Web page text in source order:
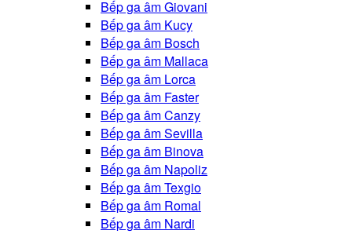
Bếp ga âm Giovani
Bếp ga âm Kucy
Bếp ga âm Bosch
Bếp ga âm Mallaca
Bếp ga âm Lorca
Bếp ga âm Faster
Bếp ga âm Canzy
Bếp ga âm Sevilla
Bếp ga âm Binova
Bếp ga âm Napoliz
Bếp ga âm Texgio
Bếp ga âm Romal
Bếp ga âm Nardi